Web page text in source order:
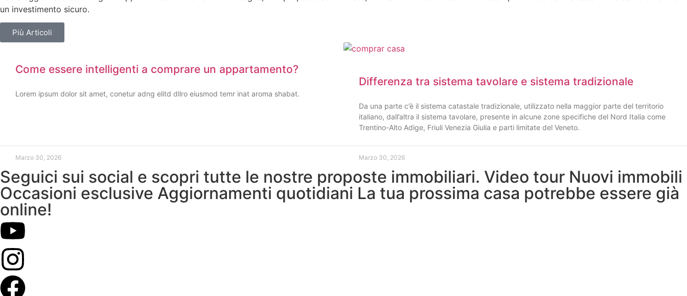
un investimento sicuro.
Più Articoli
Come essere intelligenti a comprare un appartamento?
Lorem ipsum dolor sit amet, conetur adng elitd dllro eiusmod temr inat aroma shabat.
Marzo 30, 2026
Differenza tra sistema tavolare e sistema tradizionale
Da una parte c’è il sistema catastale tradizionale, utilizzato nella maggior parte del territorio
italiano, dall’altra il sistema tavolare, presente in alcune zone specifiche del Nord Italia come
Trentino-Alto Adige, Friuli Venezia Giulia e parti limitate del Veneto.
Marzo 30, 2026
Seguici sui social e scopri tutte le nostre proposte immobiliari. Video tour Nuovi immobili
Occasioni esclusive Aggiornamenti quotidiani La tua prossima casa potrebbe essere già
online!